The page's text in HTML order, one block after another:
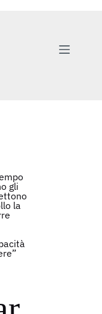
gli
la